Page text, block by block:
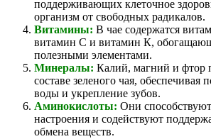
поддерживающих клеточное
организм от свободных радикалов.
Витамины: В чае содержатся
витамин С и витамин К,
полезными элементами.
Минералы: Калий, магний и фтор
составе зеленого чая, обеспечивая
воды и укрепление зубов.
Аминокислоты: Они
настроения и содействуют
обмена веществ.